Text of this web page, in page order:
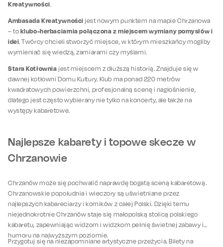
Kreatywności.
Ambasada Kreatywności jest nowym punktem na mapie Chrzanowa
– to klubo-herbaciarnia połączona z miejscem wymiany pomysłów i
idei. Twórcy chcieli stworzyć miejsce, w którym mieszkańcy mogliby
wymieniać się wiedzą, zamiarami czy myślami.
Stara Kotłownia jest miejscem z dłuższą historią. Znajduje się w
dawnej kotłowni Domu Kultury. Klub ma ponad 220 metrów
kwadratowych powierzchni, profesjonalną scenę i nagłośnienie,
dlatego jest często wybierany nie tylko na koncerty, ale także na
występy kabaretowe.
Najlepsze kabarety i topowe skecze w
Chrzanowie
Chrzanów może się pochwalić naprawdę bogatą sceną kabaretową.
Chrzanowskie popołudnia i wieczory są uświetniane przez
najlepszych kabareciarzy i komików z całej Polski. Dzięki temu
niejednokrotnie Chrzanów staje się małopolską stolicą polskiego
kabaretu, zapewniając widzom i widzkom pełnię świetnej zabawy i
humoru na najwyższym poziomie.
Przygotuj się na niezapomniane artystyczne przeżycia. Bilety na